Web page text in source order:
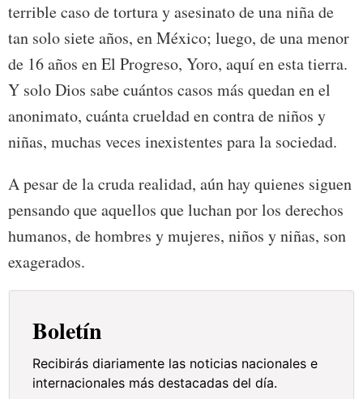
terrible caso de tortura y asesinato de una niña de
tan solo siete años, en México; luego, de una menor
de 16 años en El Progreso, Yoro, aquí en esta tierra.
Y solo Dios sabe cuántos casos más quedan en el
anonimato, cuánta crueldad en contra de niños y
niñas, muchas veces inexistentes para la sociedad.
A pesar de la cruda realidad, aún hay quienes siguen
pensando que aquellos que luchan por los derechos
humanos, de hombres y mujeres, niños y niñas, son
exagerados.
Boletín
Recibirás diariamente las noticias nacionales e
internacionales más destacadas del día.